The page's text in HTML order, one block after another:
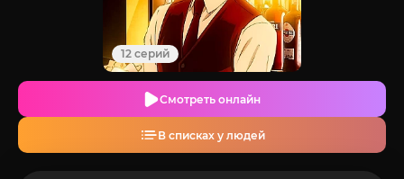
12 серий
Смотреть онлайн
В списках у людей